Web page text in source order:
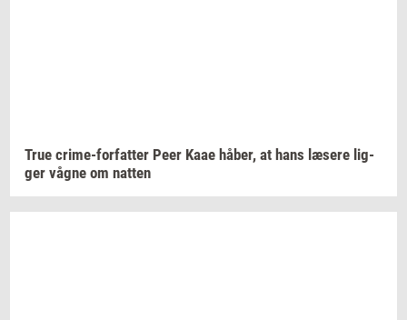
True crime-​forfatter Peer Kaae håber, at hans læ­se­re lig­
ger vågne om nat­ten